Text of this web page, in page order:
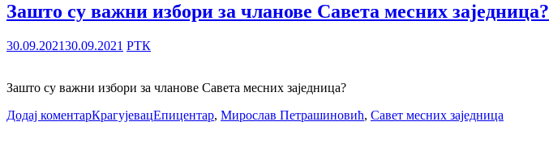
Зашто су важни избори за чланове Савета месних заједница?
30.09.202130.09.2021 РТК
Зашто су важни избори за чланове Савета месних заједница?
Додај коментарКрагујевацЕпицентар, Мирослав Петрашиновић, Савет месних заједница